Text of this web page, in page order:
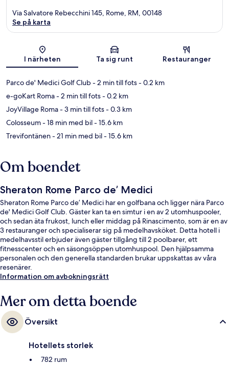
Karta
Via Salvatore Rebecchini 145, Rome, RM, 00148
Se på karta
I närheten Ta sig runt Restauranger
Parco de' Medici Golf Club- 2 min till fots- 0.2 km
e-goKart Roma- 2 min till fots- 0.2 km
JoyVillage Roma- 3 min till fots- 0.3 km
Colosseum- 18 min med bil- 15.6 km
Trevifontänen- 21 min med bil- 15.6 km
Om boendet
Sheraton Rome Parco de’ Medici
Sheraton Rome Parco de’ Medici har en golfbana och ligger nära Parco
de' Medici Golf Club. Gäster kan ta en simtur i en av 2 utomhuspooler,
och sedan äta frukost, lunch eller middag på Rinascimento, som är en av
3 restauranger och specialiserar sig på medelhavsköket. Detta hotell i
medelhavsstil erbjuder även gäster tillgång till 2 poolbarer, ett
fitnesscenter och en säsongsöppen utomhuspool. Den hjälpsamma
personalen och den generella standarden brukar uppskattas av våra
resenärer.
Information om avbokningsrätt
Mer om detta boende
Översikt
Hotellets storlek
782 rum